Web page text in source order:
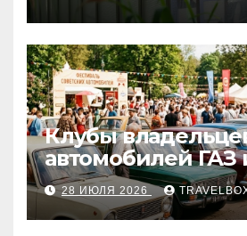
Клубы
автомобилей ГАЗ
мероприятия
28 ИЮЛЯ 2026